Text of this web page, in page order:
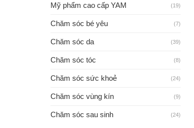
Mỹ phẩm cao cấp YAM (19)
Chăm sóc bé yêu (7)
Chăm sóc da (39)
Chăm sóc tóc (8)
Chăm sóc sức khoẻ (24)
Chăm sóc vùng kín (9)
Chăm sóc sau sinh (24)